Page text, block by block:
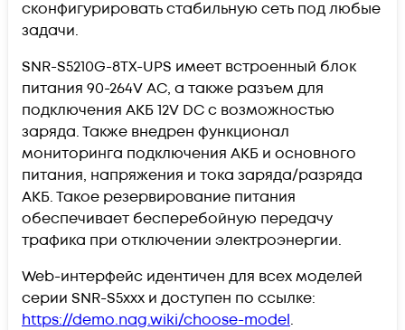
сконфигурировать стабильную сеть под любые
задачи.
SNR-S5210G-8TX-UPS имеет встроенный блок
питания 90-264V AC, а также разъем для
подключения АКБ 12V DC с возможностью
заряда. Также внедрен функционал
мониторинга подключения АКБ и основного
питания, напряжения и тока заряда/разряда
АКБ. Такое резервирование питания
обеспечивает бесперебойную передачу
трафика при отключении электроэнергии.
Web-интерфейс идентичен для всех моделей
серии SNR-S5xxx и доступен по ссылке:
https://demo.nag.wiki/choose-model.